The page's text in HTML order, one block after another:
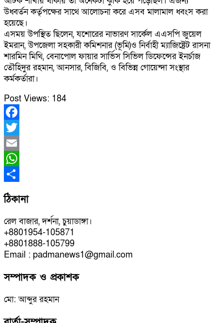
উধ্বর্তন কর্তৃপক্ষের সাথে আলোচনা করে এসব মালামাল ধ্বংস করা
হয়েছে।
এসময় উপস্থিত ছিলেন, যশোরের নাভারণ সার্কেল এএসপি জুয়েল
ইমরান, উপজেলা সহকারী কমিশনার (ভূমি)ও নির্বাহী ম্যাজিষ্ট্রেট রাসনা
শারমিন মিথি, বেনাপোল ফায়ার সার্ভিস সিভিল ডিফেন্সের ইনর্চাজ
তৌহিদুর রহমান, আনসার, বিজিবি, ও বিভিন্ন গোয়েন্দা সংস্থার
কর্মকর্তারা।
Post Views: 184
Facebook
Twitter
Email
WhatsApp
Share
ঠিকানা
রেল বাজার, দর্শনা, চুয়াডাঙ্গা।
+8801954-105871
+8801888-105799
Email : padmanews1@gmail.com
সম্পাদক ও প্রকাশক
মো: আব্দুর রহমান